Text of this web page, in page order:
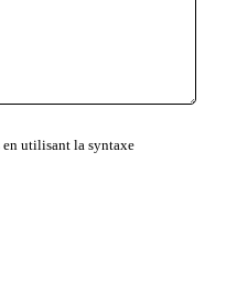
en utilisant la syntaxe